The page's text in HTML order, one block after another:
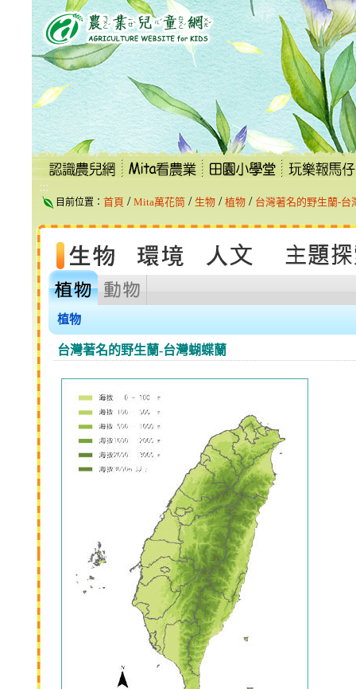
跳
到
主
要
內
容
區
塊
:::
目前位置： 首頁 / Mita萬花筒 / 生物 / 植物 / 台灣著名的野生蘭-台
植物
台灣著名的野生蘭-台灣蝴蝶蘭